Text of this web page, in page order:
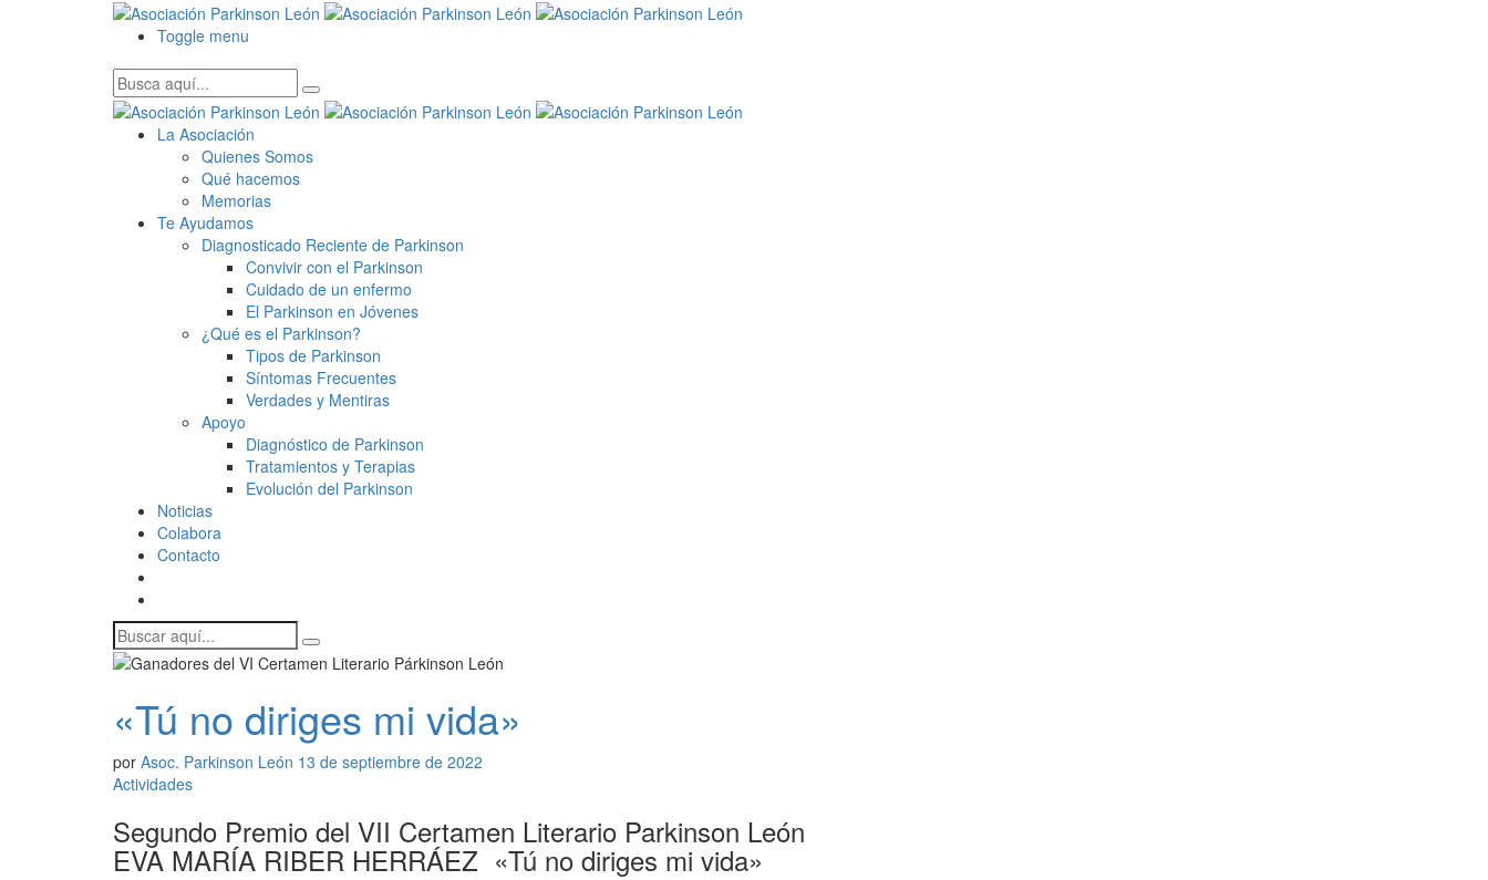
Toggle menu
La Asociación
Quienes Somos
Qué hacemos
Memorias
Te Ayudamos
Diagnosticado Reciente de Parkinson
Convivir con el Parkinson
Cuidado de un enfermo
El Parkinson en Jóvenes
¿Qué es el Parkinson?
Tipos de Parkinson
Síntomas Frecuentes
Verdades y Mentiras
Apoyo
Diagnóstico de Parkinson
Tratamientos y Terapias
Evolución del Parkinson
Noticias
Colabora
Contacto
«Tú no diriges mi vida»
por Asoc. Parkinson León 13 de septiembre de 2022
Actividades
Segundo Premio del VII Certamen Literario Parkinson León
EVA MARÍA RIBER HERRÁEZ «Tú no diriges mi vida»